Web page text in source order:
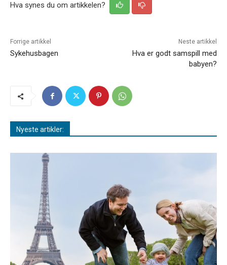
Hva synes du om artikkelen?
Forrige artikkel
Sykehusbagen
Neste artikkel
Hva er godt samspill med
babyen?
Nyeste artikler: